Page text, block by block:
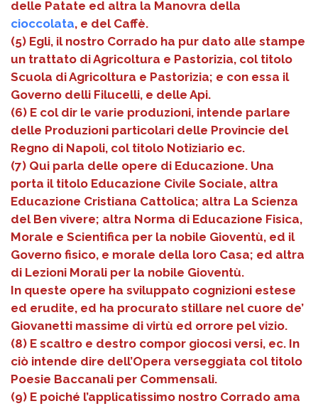
delle Patate ed altra la Manovra della
cioccolata, e del Caffè.
(5) Egli, il nostro Corrado ha pur dato alle stampe
un trattato di Agricoltura e Pastorizia, col titolo
Scuola di Agricoltura e Pastorizia; e con essa il
Governo delli Filucelli, e delle Api.
(6) E col dir le varie produzioni, intende parlare
delle Produzioni particolari delle Provincie del
Regno di Napoli, col titolo Notiziario ec.
(7) Qui parla delle opere di Educazione. Una
porta il titolo Educazione Civile Sociale, altra
Educazione Cristiana Cattolica; altra La Scienza
del Ben vivere; altra Norma di Educazione Fisica,
Morale e Scientifica per la nobile Gioventù, ed il
Governo fisico, e morale della loro Casa; ed altra
di Lezioni Morali per la nobile Gioventù.
In queste opere ha sviluppato cognizioni estese
ed erudite, ed ha procurato stillare nel cuore de’
Giovanetti massime di virtù ed orrore pel vizio.
(8) E scaltro e destro compor giocosi versi, ec. In
ciò intende dire dell’Opera verseggiata col titolo
Poesie Baccanali per Commensali.
(9) E poiché l’applicatissimo nostro Corrado ama